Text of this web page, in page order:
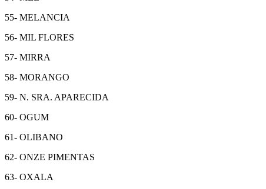
55- MELANCIA
56- MIL FLORES
57- MIRRA
58- MORANGO
59- N. SRA. APARECIDA
60- OGUM
61- OLIBANO
62- ONZE PIMENTAS
63- OXALA